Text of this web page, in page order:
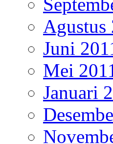
Agustus
Juni
Mei
Januari